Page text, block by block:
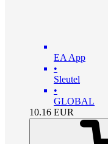
EA App
•
Sleutel
•
GLOBAL
10.16 EUR